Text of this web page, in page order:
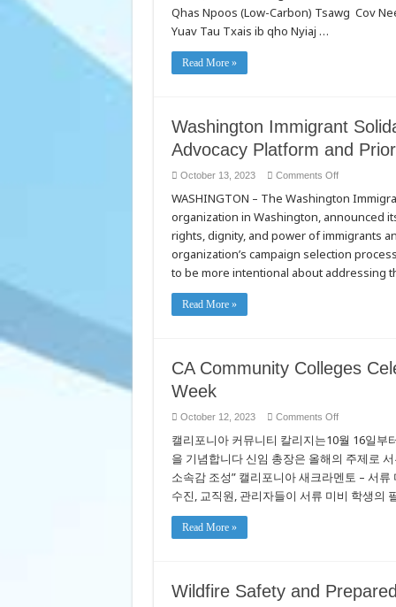
Customers
Qhas Npoos (Low-Carbon) Tsawg Cov
Yuav Tau Txais ib qho Nyiaj …
Read More »
Washington Immigrant
Advocacy Platform and
October 13, 2023 Comments Offon
Immigrant
Solidarity
Network
2024
&
Advocacy
Platform
WASHINGTON – The Washington
organization in Washington, announced
rights, dignity, and power of immigrants
organization’s campaign selection
to be more intentional about addressing
Read More »
CA Community Colleges
Week
October 12, 2023 Comments Offon
Community
Colleges
Celebrates
Student
Action
Week
캘리포니아 커뮤니티 칼리지는10월 16일부
을 기념합니다 신임 총장은 올해의 주제로
소속감 조성” 캘리포니아 새크라멘토 – 서
수진, 교직원, 관리자들이 서류 미비 학생의
Read More »
Wildfire Safety and